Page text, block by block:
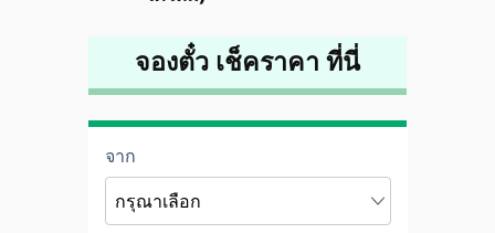
จองตั๋ว เช็คราคา ที่นี่